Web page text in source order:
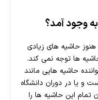
وجود آمد؟
حاشیه های زیادی
ها توجه نمی کند.
حاشیه هایی مانند
و یا در دوران دانشگاه
تمام این حاشیه ها را